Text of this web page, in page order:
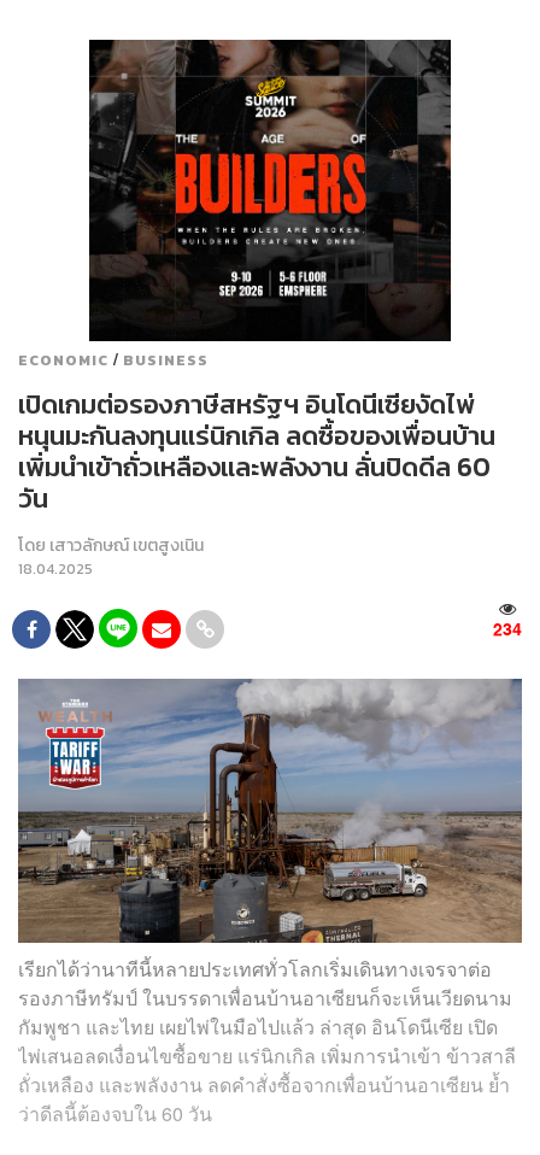
ECONOMIC / BUSINESS
เปิดเกมต่อรองภาษีสหรัฐฯ อินโดนีเซียงัดไพ่
หนุนมะกันลงทุนแร่นิกเกิล ลดซื้อของเพื่อนบ้าน
เพิ่มนำเข้าถั่วเหลืองและพลังงาน ลั่นปิดดีล 60
วัน
โดย เสาวลักษณ์ เขตสูงเนิน
18.04.2025
234
เรียกได้ว่านาทีนี้หลายประเทศทั่วโลกเริ่มเดินทางเจรจาต่อ
รองภาษีทรัมป์ ในบรรดาเพื่อนบ้านอาเซียนก็จะเห็นเวียดนาม
กัมพูชา และไทย เผยไพ่ในมือไปแล้ว ล่าสุด อินโดนีเซีย เปิด
ไพ่เสนอลดเงื่อนไขซื้อขาย แร่นิกเกิล เพิ่มการนำเข้า ข้าวสาลี
ถั่วเหลือง และพลังงาน ลดคำสั่งซื้อจากเพื่อนบ้านอาเซียน ย้ำ
ว่าดีลนี้ต้องจบใน 60 วัน